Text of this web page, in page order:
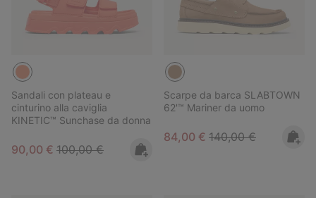
Sandali con plateau e
cinturino alla caviglia
KINETIC™ Sunchase da donna
Sale price:
90,00 € Regular price:
100,00 €
Scarpe da barca SLABTOWN
62'™ Mariner da uomo
Sale price:
84,00 € Regular price:
140,00 €